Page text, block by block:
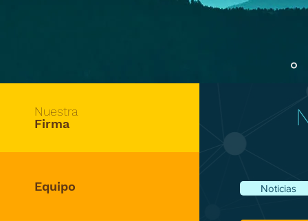
Noticias
Nuestra
Firma
Equipo